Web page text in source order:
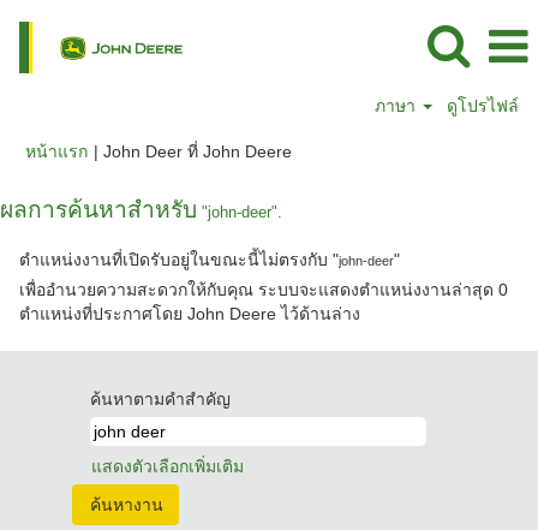
ภาษา ดูโปรไฟล์
หน้าแรก | John Deer ที่ John Deere(หน้า
ผลการค้นหาสำหรับ "john-deer".
ตำแหน่งงานที่เปิดรับอยู่ในขณะนี้ไม่ตรงกับ "john-deer"
เพื่ออำนวยความสะดวกให้กับคุณ ระบบจะแสดงตำแหน่งงานล่าสุด 0
ตำแหน่งที่ประกาศโดย John Deere ไว้ด้านล่าง
ค้นหาตามคำสำคัญ
แสดงตัวเลือกเพิ่มเติม